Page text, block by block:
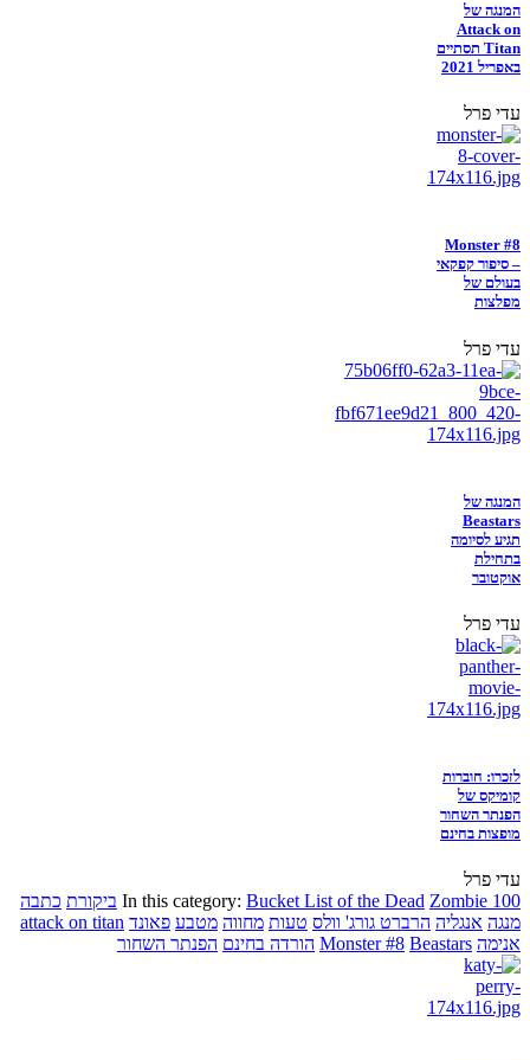
המנגה של
Attack on
Titan תסתיים
באפריל 2021
עדי פרל
Monster #8
– סיפור קפקאי
בעולם של
מפלצות
עדי פרל
המנגה של
Beastars
תגיע לסיומה
בתחילת
אוקטובר
עדי פרל
לזכרו: חוברות
קומיקס של
הפנתר השחור
מופצות בחינם
עדי פרל
In this category: Bucket List of the Dead Zombie 100 ביקורת כתבה
מנגה אנגליה הרברט גורג' וולס טעות מחווה מטבע פאונד attack on titan
אנימה
Monster #8 Beastars הורדה בחינם הפנתר השחור